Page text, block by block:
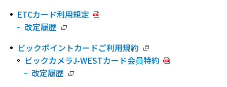
ETCカード利用規定
改定履歴
ビックポイントカードご利用規約
ビックカメラJ-WESTカード会員特約
改定履歴